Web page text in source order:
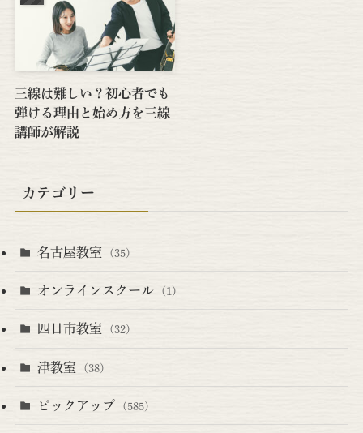
三線は難しい？初心者でも
弾ける理由と始め方を三線
講師が解説
カテゴリー
名古屋教室 (35)
オンラインスクール (1)
四日市教室 (32)
津教室 (38)
ピックアップ (585)